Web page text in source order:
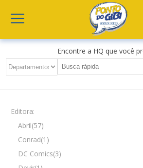
Encontre a HQ que você
Editora:
Abril(57)
Conrad(1)
DC Comics(3)